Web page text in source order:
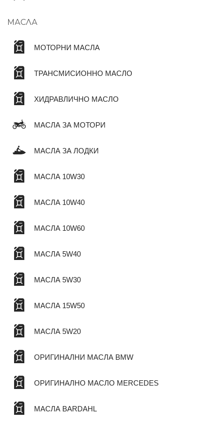
МАСЛА
МОТОРНИ МАСЛА
ТРАНСМИСИОННО МАСЛО
ХИДРАВЛИЧНО МАСЛО
МАСЛА ЗА МОТОРИ
МАСЛА ЗА ЛОДКИ
МАСЛА 10W30
МАСЛА 10W40
МАСЛА 10W60
МАСЛА 5W40
МАСЛА 5W30
МАСЛА 15W50
МАСЛА 5W20
ОРИГИНАЛНИ МАСЛА BMW
ОРИГИНАЛНО МАСЛО MERCEDES
МАСЛА BARDAHL